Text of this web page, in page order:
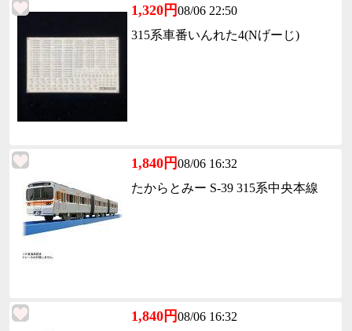
1,320円08/06 22:50
315系車番いんれた4(Nげーじ)
1,840円08/06 16:32
たからとみー S-39 315系中央本線
1,840円08/06 16:32